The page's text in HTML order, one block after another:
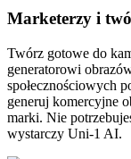
Marketerzy i
Twórz gotowe do
generatorowi
społecznościowych
generuj komercyjne
marki. Nie
wystarczy Uni-1 AI.